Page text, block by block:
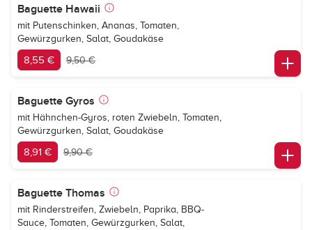
Baguette Hawaii
mit Putenschinken, Ananas, Tomaten,
Gewürzgurken, Salat, Goudakäse
8,55 € 9,50 €
Baguette Gyros
mit Hähnchen-Gyros, roten Zwiebeln, Tomaten,
Gewürzgurken, Salat, Goudakäse
8,91 € 9,90 €
Baguette Thomas
mit Rinderstreifen, Zwiebeln, Paprika, BBQ-
Sauce, Tomaten, Gewürzgurken, Salat,